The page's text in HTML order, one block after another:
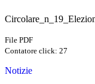
File PDF
Contatore click: 27
Notizie